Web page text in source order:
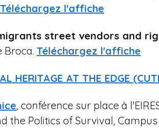
Téléchargez l'affiche
street vendors and
Broca. Téléchargez l'affiche
HERITAGE AT THE EDGE
, conférence sur place à
the Politics of Survival, Campus